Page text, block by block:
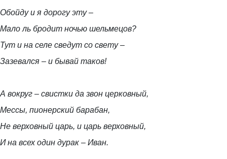
Обойду и я дорогу эту –
Мало ль бродит ночью шельмецов?
Тут и на селе сведут со свету –
Зазевался – и бывай таков!
А вокруг – свистки да звон церковный,
Мессы, пионерский барабан,
Не верховный царь, и царь верховный,
И на всех один дурак – Иван.